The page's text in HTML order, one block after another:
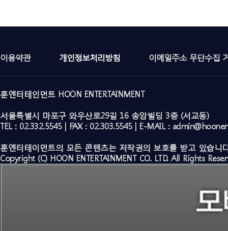
이용약관 개인정보처리방침 이메일주소 무단수집
훈엔터테인먼트 HOON ENTERTAINMENT
서울특별시 마포구 와우산로29길 16 송암빌딩 3층 (서교동)
TEL : 02.332.5545 | FAX : 02.303.5545 | E-MAIL :
훈엔터테이먼트의 모든 콘텐츠는 저작권의 보호를 받고 있습니
Copyright (C) HOON ENTERTAINMENT CO. LTD. All Rights